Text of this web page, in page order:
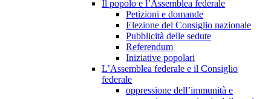
Il popolo e l’Assemblea federale
Petizioni e domande
Elezione del Consiglio nazionale
Pubblicità delle sedute
Referendum
Iniziative popolari
L’Assemblea federale e il Consiglio
federale
oppressione dell’immunità e